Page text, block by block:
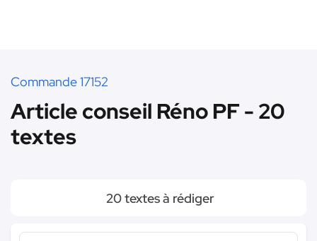
Commande 17152
Article conseil Réno PF - 20
textes
20 textes à rédiger